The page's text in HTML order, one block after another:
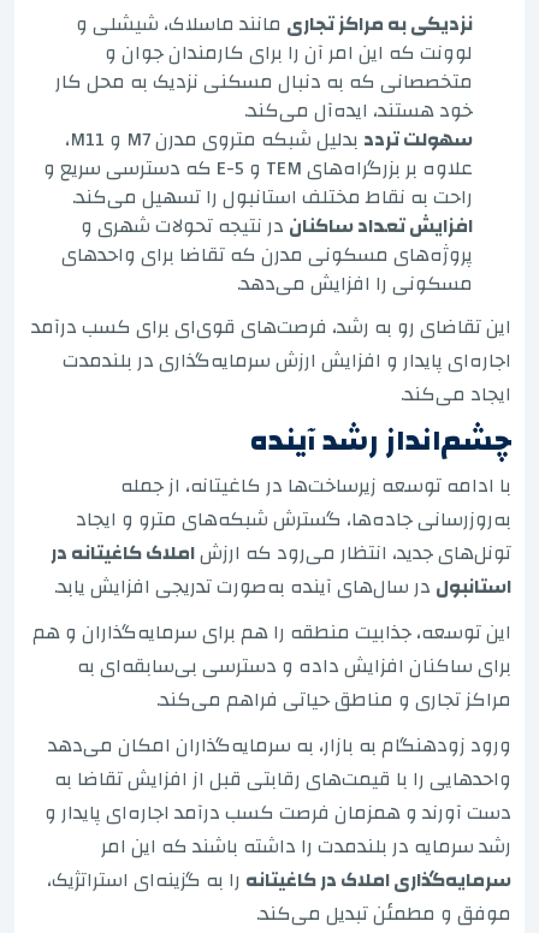
نزدیکی به مراکز تجاری مانند ماسلاک، شیشلی و
لوونت که این امر آن را برای کارمندان جوان و
متخصصانی که به دنبال مسکنی نزدیک به محل کار
خود هستند، ایده‌آل می‌کند.
سهولت تردد
بدلیل شبکه متروی مدرن M7 و M11،
علاوه بر بزرگراه‌های TEM و E-5 که دسترسی سریع و
راحت به نقاط مختلف استانبول را تسهیل می‌کند.
افزایش تعداد ساکنان در نتیجه تحولات شهری و
پروژه‌های مسکونی مدرن که تقاضا برای واحدهای
مسکونی را افزایش می‌دهد.
این تقاضای رو به رشد، فرصت‌های قوی‌ای برای کسب درآمد
اجاره‌ای پایدار و افزایش ارزش سرمایه‌گذاری در بلندمدت
ایجاد می‌کند.
چشم‌انداز رشد آینده
با ادامه توسعه زیرساخت‌ها در کاغیتانه، از جمله
به‌روزرسانی جاده‌ها، گسترش شبکه‌های مترو و ایجاد
تونل‌های جدید، انتظار می‌رود که ارزشاملاک کاغیتانه در
استانبول در سال‌های آینده به‌صورت تدریجی افزایش یابد.
این توسعه، جذابیت منطقه را هم برای سرمایه‌گذاران و هم
برای ساکنان افزایش داده و دسترسی بی‌سابقه‌ای به
مراکز تجاری و مناطق حیاتی فراهم می‌کند.
ورود زودهنگام به بازار، به سرمایه‌گذاران امکان می‌دهد
واحدهایی را با قیمت‌های رقابتی قبل از افزایش تقاضا به
دست آورند و همزمان فرصت کسب درآمد اجاره‌ای پایدار و
رشد سرمایه در بلندمدت را داشته باشند که این امر
سرمایه‌گذاری املاک در کاغیتانه را به گزینه‌ای استراتژیک،
موفق و مطمئن تبدیل می‌کند.